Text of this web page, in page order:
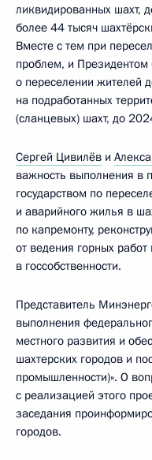
ликвидированных шахт,
более 44 тысяч
Вместе с тем при
проблем, и Президентом
о переселении жителей
на подработанных
(сланцевых) шахт, до
Сергей Цивилёв и
важность выполнения в
государством по
и аварийного жилья в
по капремонту,
от ведения горных
в госсобственности.
Представитель
выполнения
местного развития и
шахтерских городов и
промышленности)». О
с реализацией этого
заседания
городов.